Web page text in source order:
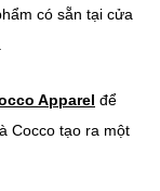
có sẵn tại cửa
Apparel để
Cocco tạo ra một